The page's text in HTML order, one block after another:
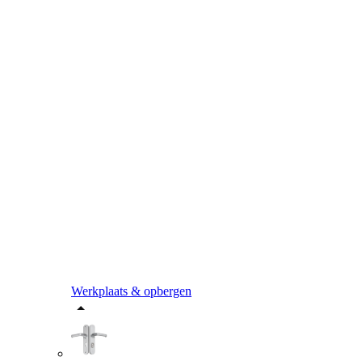
Werkplaats & opbergen